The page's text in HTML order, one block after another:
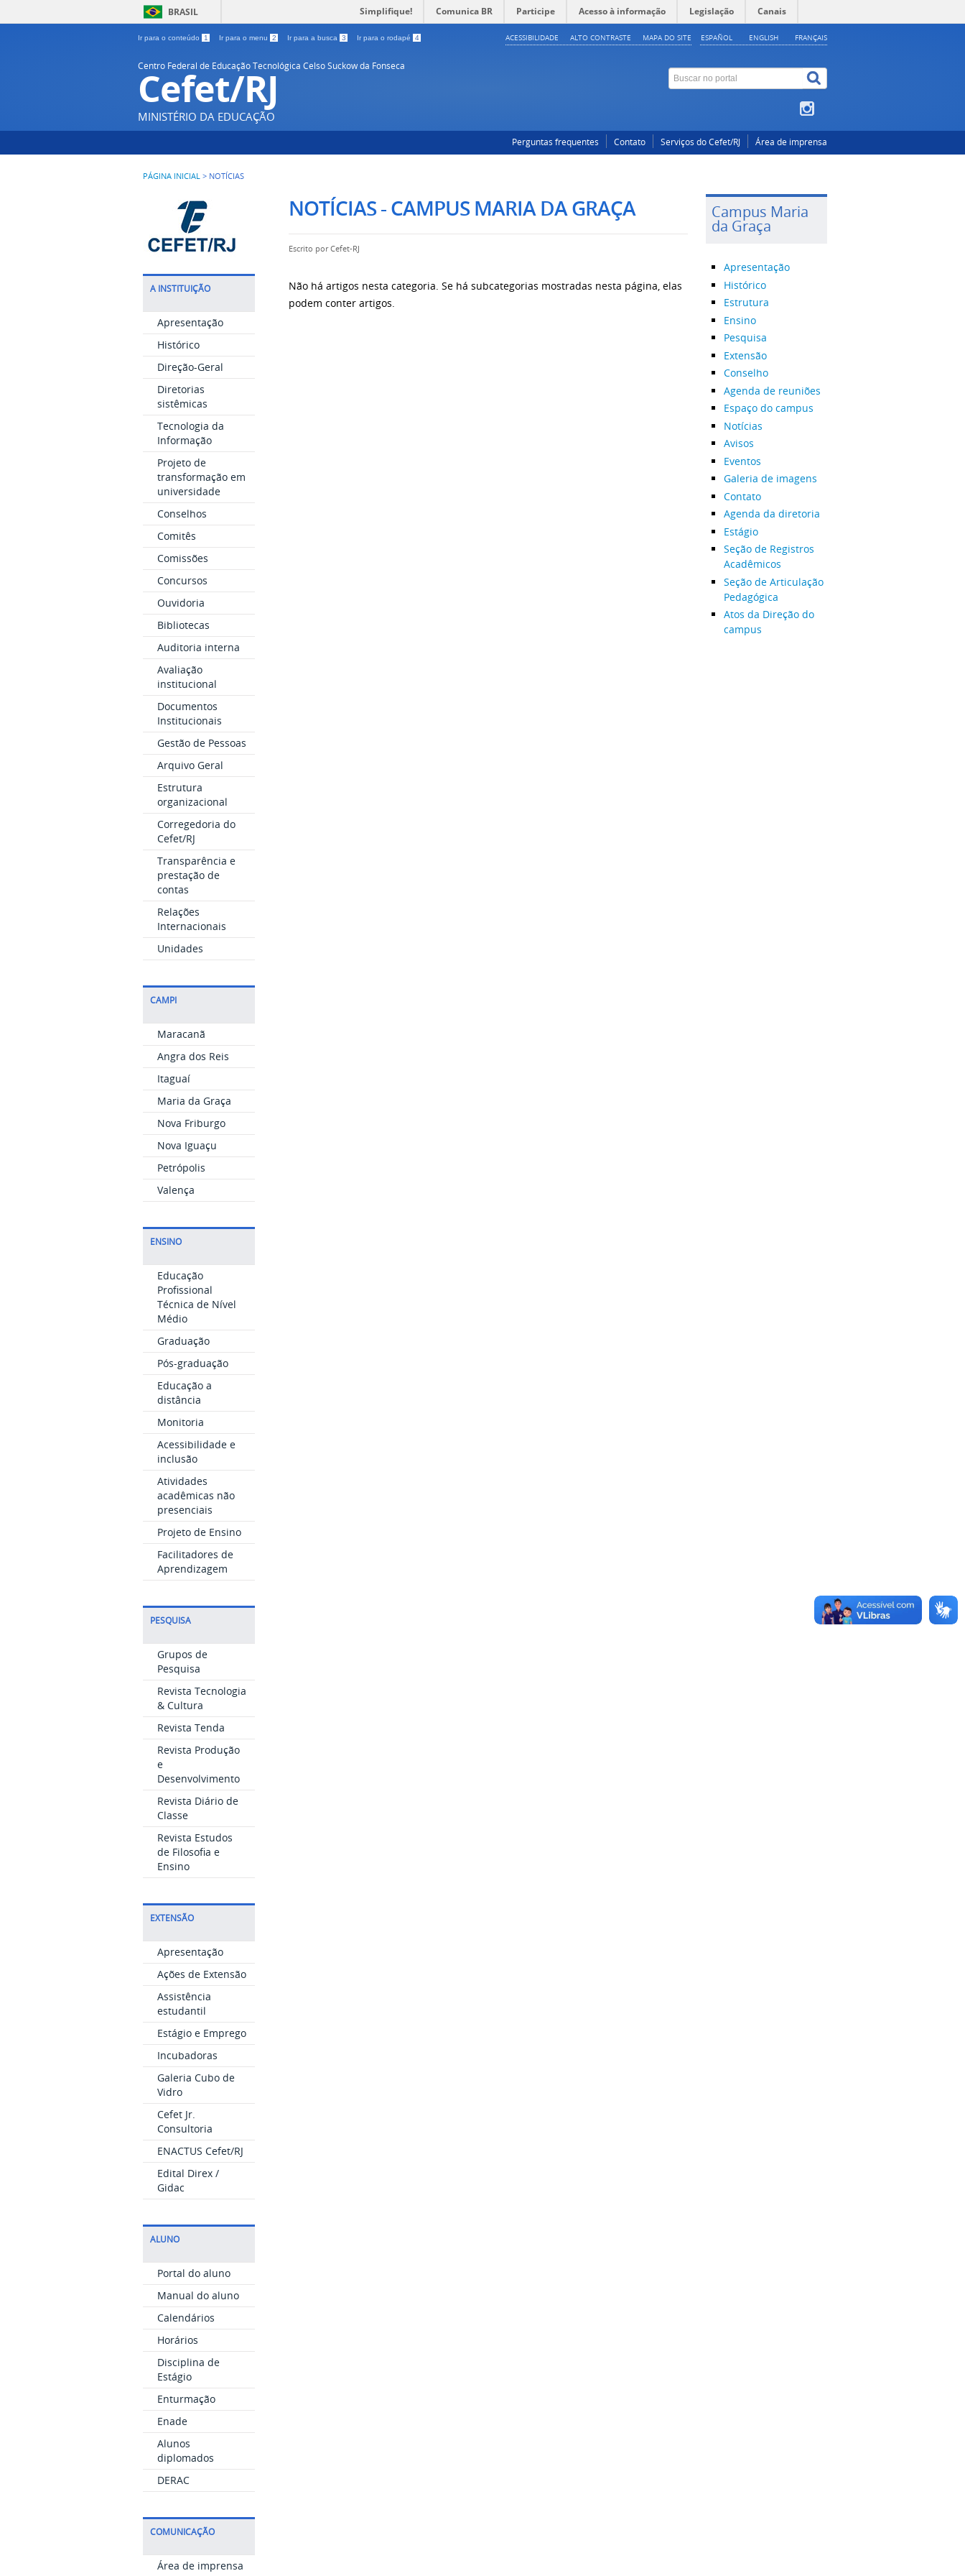
BRASIL Simplifique! Comunica BR Participe Acesso à informação Legislação Canais
Ir para o conteúdo 1 Ir para o menu 2 Ir para a busca 3 Ir para o rodapé 4 ESPAÑOL ENGLISH FRANÇAIS
ACESSIBILIDADE ALTO CONTRASTE MAPA DO SITE
Centro Federal de Educação Tecnológica Celso Suckow da Fonseca
Cefet/RJ
MINISTÉRIO DA EDUCAÇÃO
Perguntas frequentes Contato Serviços do Cefet/RJ Área de imprensa
PÁGINA INICIAL > NOTÍCIAS
A INSTITUIÇÃO
Apresentação
Histórico
Direção-Geral
Diretorias
sistêmicas
Tecnologia da
Informação
Projeto de
transformação em
universidade
Conselhos
Comitês
Comissões
Concursos
Ouvidoria
Bibliotecas
Auditoria interna
Avaliação
institucional
Documentos
Institucionais
Gestão de Pessoas
Arquivo Geral
Estrutura
organizacional
Corregedoria do
Cefet/RJ
Transparência e
prestação de
contas
Relações
Internacionais
Unidades
CAMPI
Maracanã
Angra dos Reis
Itaguaí
Maria da Graça
Nova Friburgo
Nova Iguaçu
Petrópolis
Valença
ENSINO
Educação
Profissional
Técnica de Nível
Médio
Graduação
Pós-graduação
Educação a
distância
Monitoria
Acessibilidade e
inclusão
Atividades
acadêmicas não
presenciais
Projeto de Ensino
Facilitadores de
Aprendizagem
PESQUISA
Grupos de
Pesquisa
Revista Tecnologia
& Cultura
Revista Tenda
Revista Produção
e
Desenvolvimento
Revista Diário de
Classe
Revista Estudos
de Filosofia e
Ensino
EXTENSÃO
Apresentação
Ações de Extensão
Assistência
estudantil
Estágio e Emprego
Incubadoras
Galeria Cubo de
Vidro
Cefet Jr.
Consultoria
ENACTUS Cefet/RJ
Edital Direx /
Gidac
ALUNO
Portal do aluno
Manual do aluno
Calendários
Horários
Disciplina de
Estágio
Enturmação
Enade
Alunos
diplomados
DERAC
COMUNICAÇÃO
Área de imprensa
NOTÍCIAS - CAMPUS MARIA DA GRAÇA
Escrito porCefet-RJ
Não há artigos nesta categoria. Se há subcategorias mostradas nesta página, elas
podem conter artigos.
Campus Maria
da Graça
Apresentação
Histórico
Estrutura
Ensino
Pesquisa
Extensão
Conselho
Agenda de reuniões
Espaço do campus
Notícias
Avisos
Eventos
Galeria de imagens
Contato
Agenda da diretoria
Estágio
Seção de Registros
Acadêmicos
Seção de Articulação
Pedagógica
Atos da Direção do
campus